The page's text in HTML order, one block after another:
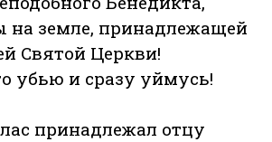
на земле, принадлежащей
Святой Церкви!
убью и сразу уймусь!
принадлежал отцу